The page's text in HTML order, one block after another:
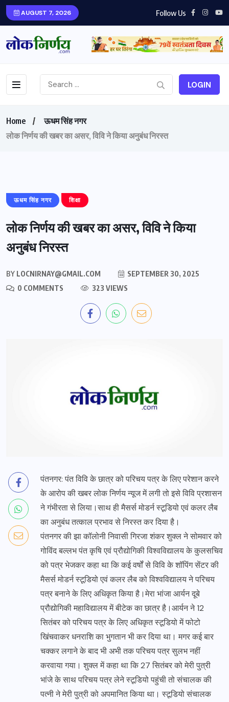
AUGUST 7, 2026 Follow Us
LOGIN
Home
ऊधम सिंह नगर
लोक निर्णय की खबर का असर, विवि ने किया अनुबंध निरस्त
ऊधम सिंह नगर शिक्षा
लोक निर्णय की खबर का असर, विवि ने किया
अनुबंध निरस्त
BY LOCNIRNAY@GMAIL.COM
SEPTEMBER 30, 2025
0 COMMENTS
323 VIEWS
पंतनगर: पंत विवि के छात्र को परिचय पत्र के लिए परेशान करने
के आरोप की खबर लोक निर्णय न्यूज में लगी तो इसे विवि प्रशासन
ने गंभीरता से लिया।साथ ही मैसर्स मोडर्न स्टूडियो एवं कलर लैब
का अनुबंध तत्काल प्रभाव से निरस्त कर दिया है।
पंतनगर की झा कॉलोनी निवासी गिरजा शंकर शुक्ल ने सोमवार को
गोविंद बल्लभ पंत कृषि एवं प्रौद्योगिकी विश्वविद्यालय के कुलसचिव
को पत्र भेजकर कहा था कि कई वर्षों से विवि के शॉपिंग सेंटर की
मैसर्स मोडर्न स्टूडियो एवं कलर लैब को विश्वविद्यालय ने परिचय
पत्र बनाने के लिए अधिकृत किया है।मेरा भांजा आर्यन दूबे
प्रौद्योगिकी महाविद्यालय में बीटेक का छात्र है।आर्यन ने 12
सितंबर को परिचय पत्र के लिए अधिकृत स्टूडियो में फोटो
खिंचवाकर धनराशि का भुगतान भी कर दिया था। मगर कई बार
चक्कर लगाने के बाद भी अभी तक परिचय पत्र सुलभ नहीं
करवाया गया। शुक्ल में कहा था कि 27 सितंबर को मेरी पुत्री
भांजे के साथ परिचय पत्र लेने स्टूडियो पहुंची तो संचालक की
पत्नी ने मेरी पुत्री को अपमानित किया था। स्टूडियो संचालक